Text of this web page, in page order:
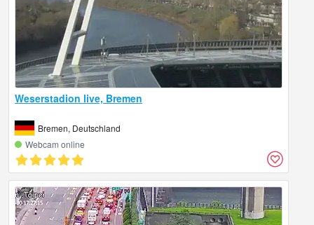
Weserstadion live, Bremen
Bremen, Deutschland
Webcam online